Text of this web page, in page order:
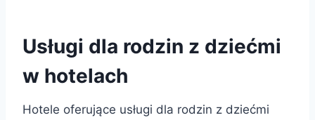
Usługi dla rodzin z dziećmi
w hotelach
Hotele oferujące usługi dla rodzin z dziećmi